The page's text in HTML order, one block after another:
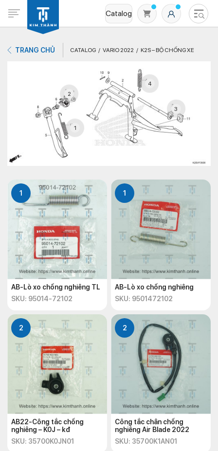
Catalog
Không có sản phẩm nào trong giỏ hàng
TRANG CHỦ CATALOG VARIO 2022 K2S – BỘ CHỐNG XE
1
2
3
4
1
AB-Lò xo chống nghiêng TL
SKU: 95014-72102
1
AB-Lò xo chống nghiêng
SKU: 9501472102
2
AB22-Công tắc chống
nghiêng – K0J – kđ
SKU: 35700K0JN01
2
Công tắc chân chống
nghiêng Air Blade 2022
SKU: 35700K1AN01